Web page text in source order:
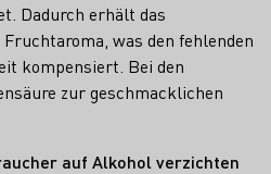
Dadurch erhält das
was den fehlenden
kompensiert. Bei den
zur geschmacklichen
auf Alkohol verzichten